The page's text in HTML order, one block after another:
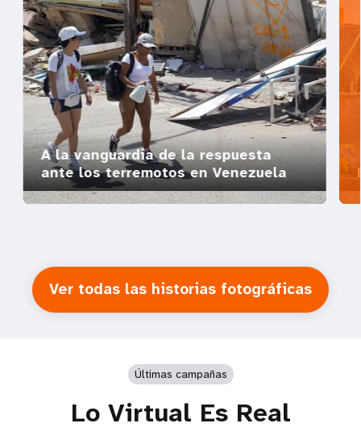
A la vanguardia de la respuesta
ante los terremotos en Venezuela
Ver todas las historias fotográficas
Últimas campañas
Lo Virtual Es Real